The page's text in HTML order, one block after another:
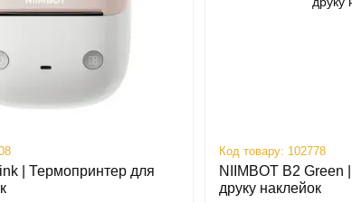
| Термопринтер для
Код товару: 102778
NIIMBOT B2 Green
друку наклейок